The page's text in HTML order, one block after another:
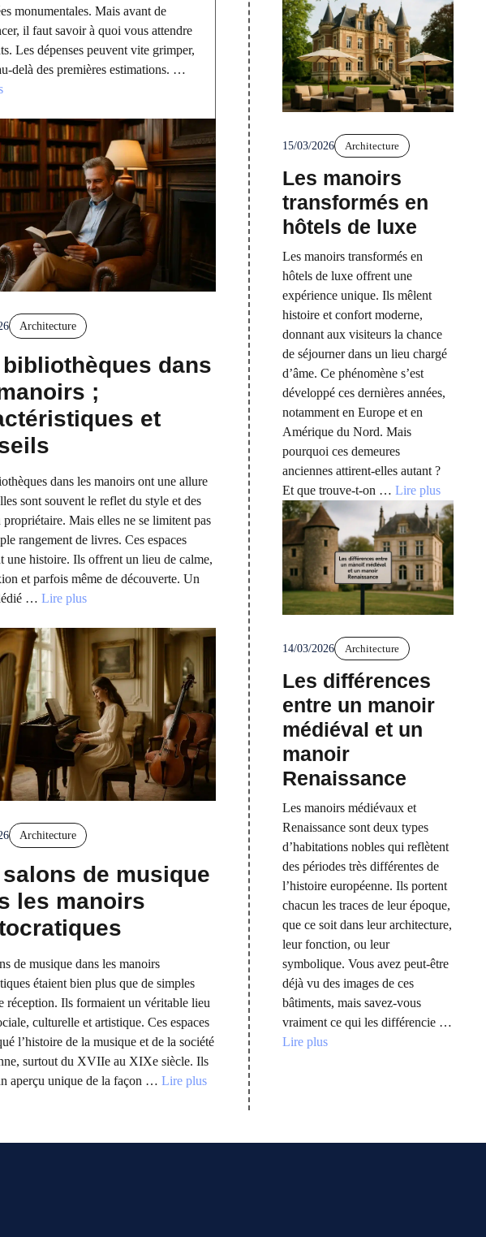
monumentales. Mais avant de
il faut savoir à quoi vous attendre
Les dépenses peuvent vite grimper,
delà des premières estimations. …
Architecture
dans
;
et
dans les manoirs ont une allure
sont souvent le reflet du style et des
propriétaire. Mais elles ne se limitent pas
rangement de livres. Ces espaces
une histoire. Ils offrent un lieu de calme,
et parfois même de découverte. Un
… Lire plus
Architecture
de musique
les manoirs
de musique dans les manoirs
étaient bien plus que de simples
réception. Ils formaient un véritable lieu
culturelle et artistique. Ces espaces
l’histoire de la musique et de la société
surtout du XVIIe au XIXe siècle. Ils
aperçu unique de la façon … Lire plus
15/03/2026 Architecture
Les manoirs
transformés en
hôtels de luxe
Les manoirs transformés en
hôtels de luxe offrent une
expérience unique. Ils mêlent
histoire et confort moderne,
donnant aux visiteurs la chance
de séjourner dans un lieu chargé
d’âme. Ce phénomène s’est
développé ces dernières années,
notamment en Europe et en
Amérique du Nord. Mais
pourquoi ces demeures
anciennes attirent-elles autant ?
Et que trouve-t-on …Lire plus
14/03/2026 Architecture
Les différences
entre un manoir
médiéval et un
manoir
Renaissance
Les manoirs médiévaux et
Renaissance sont deux types
d’habitations nobles qui reflètent
des périodes très différentes de
l’histoire européenne. Ils portent
chacun les traces de leur époque,
que ce soit dans leur architecture,
leur fonction, ou leur
symbolique. Vous avez peut-être
déjà vu des images de ces
bâtiments, mais savez-vous
vraiment ce qui les différencie …
Lire plus